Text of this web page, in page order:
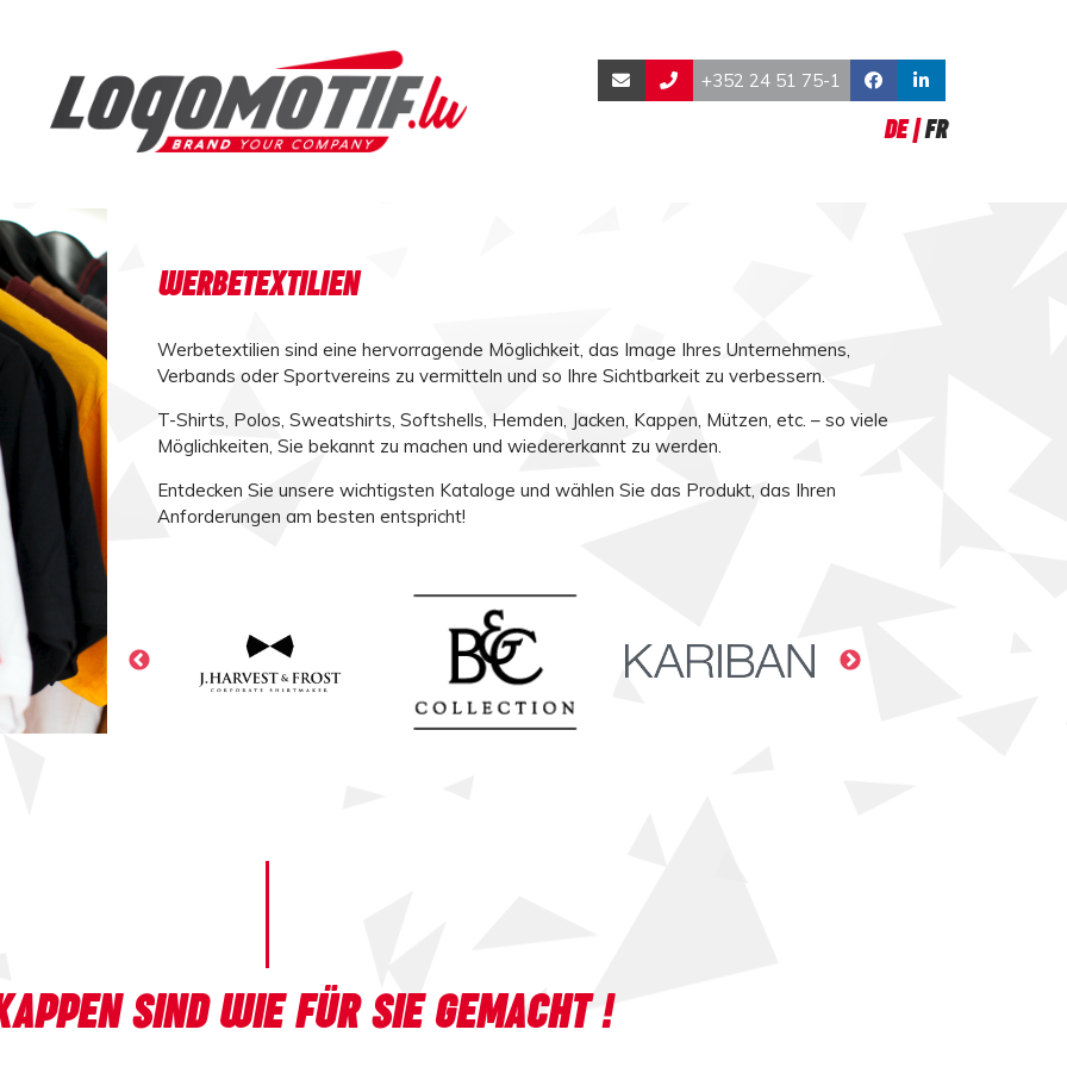
+352 24 51 75-1
DE FR
WERBETEXTILIEN
Werbetextilien sind eine hervorragende Möglichkeit, das Image Ihres Unternehmens,
Verbands oder Sportvereins zu vermitteln und so Ihre Sichtbarkeit zu verbessern.
T-Shirts, Polos, Sweatshirts, Softshells, Hemden, Jacken, Kappen, Mützen, etc. – so viele
Möglichkeiten, Sie bekannt zu machen und wiedererkannt zu werden.
Entdecken Sie unsere wichtigsten Kataloge und wählen Sie das Produkt, das Ihren
Anforderungen am besten entspricht!
SIND WIE FÜR SIE GEMACHT !